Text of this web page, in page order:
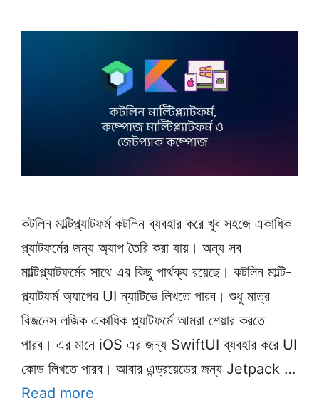
কটলিন মাল্টিপ্ল্যাটফর্ম কটলিন ব্যবহার করে খুব সহজে একাধিক
প্ল্যাটফর্মের জন্য অ্যাপ তৈরি করা যায়। অন্য সব
মাল্টিপ্ল্যাটফর্মের সাথে এর কিছু পার্থক্য রয়েছে। কটলিন মাল্টি-
প্ল্যাটফর্ম অ্যাপের UI ন্যাটিভে লিখতে পারব। শুধু মাত্র
বিজনেস লজিক একাধিক প্ল্যাটফর্মে আমরা শেয়ার করতে
পারব। এর মানে iOS এর জন্য SwiftUI ব্যবহার করে UI
কোড লিখতে পারব। আবার এন্ড্রয়েডের জন্য Jetpack …
Read more